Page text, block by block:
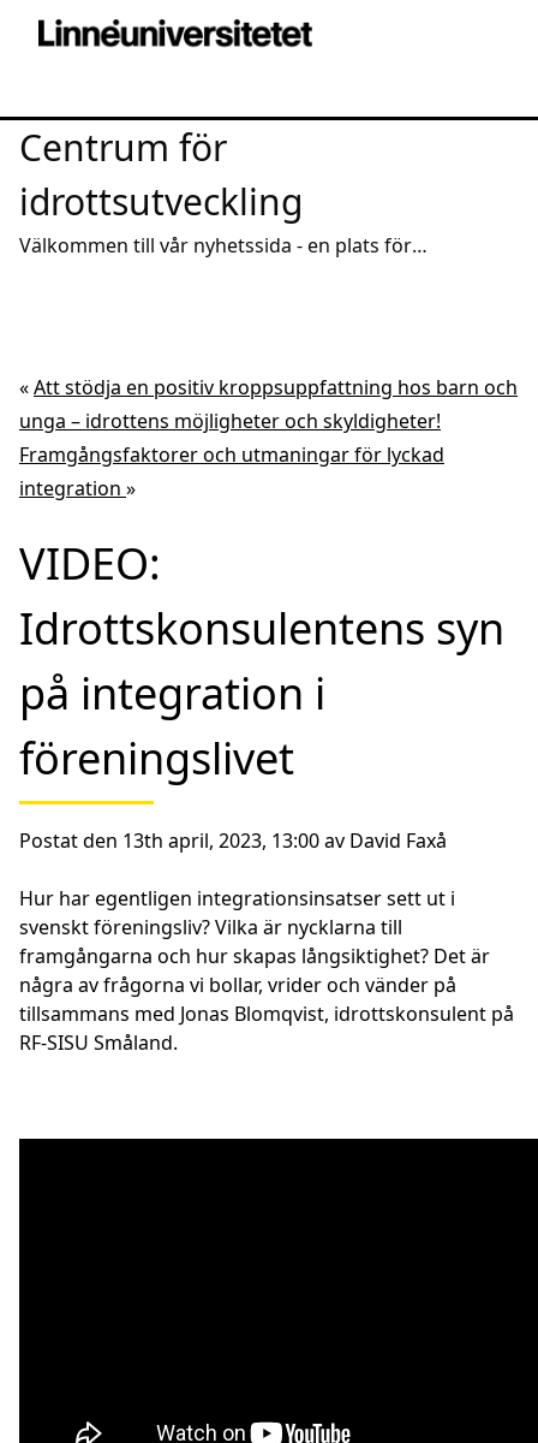
Centrum för
idrottsutveckling
Välkommen till vår nyhetssida - en plats för
«Att stödja en positiv kroppsuppfattning hos barn och
unga – idrottens möjligheter och skyldigheter!
Framgångsfaktorer och utmaningar för lyckad
integration »
VIDEO:
Idrottskonsulentens syn
på integration i
föreningslivet
Postat den 13th april, 2023, 13:00 av David Faxå
Hur har egentligen integrationsinsatser sett ut i
svenskt föreningsliv? Vilka är nycklarna till
framgångarna och hur skapas långsiktighet? Det är
några av frågorna vi bollar, vrider och vänder på
tillsammans med Jonas Blomqvist, idrottskonsulent på
RF-SISU Småland.